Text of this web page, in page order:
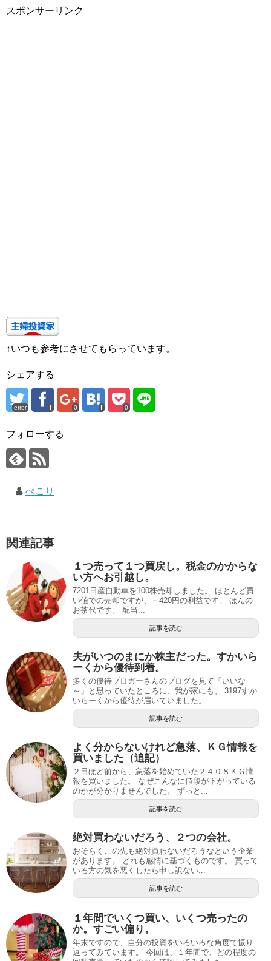
スポンサーリンク
↑いつも参考にさせてもらっています。
シェアする
error 0 0
フォローする
ぺこり
関連記事
１つ売って１つ買戻し。税金のかからな
い方へお引越し。
7201日産自動車を100株売却しました。 ほとんど買
い値での売却ですが、＋420円の利益です。 ほんの
お茶代です。 配当...
記事を読む
夫がいつのまにか株主だった。すかいら
ーくから優待到着。
多くの優待ブロガーさんのブログを見て「いいな
～」と思っていたところに、我が家にも、 3197すか
いらーくから優待が届いていました。 ...
記事を読む
よく分からないけれど急落、ＫＧ情報を
買いました（追記）
２日ほど前から、急落を始めていた２４０８ＫＧ情
報を買いました。 なぜこんなに値段が下がっている
のかが分かりませんでした。 ずっと...
記事を読む
絶対買わないだろう、２つの会社。
おそらくこの先も絶対買わないだろうなという企業
があります。 どれも感情に基づくものです。 買って
いる方の気を悪くしたら申し訳ない...
記事を読む
１年間でいくつ買い、いくつ売ったの
か。すごい偏り。
年末ですので、自分の投資をいろいろな角度で振り
返ってみています。 今回は、１年間で、どの程度の